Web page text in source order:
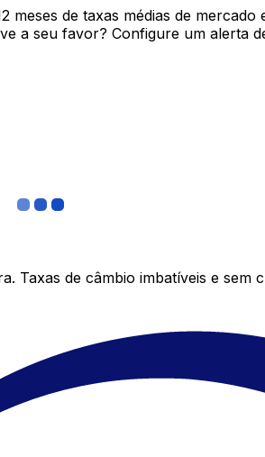
de taxas médias de
a seu favor? Configure um alerta
de câmbio imbatíveis e sem